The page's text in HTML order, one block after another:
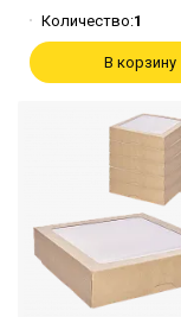
Количество:1
В корзину